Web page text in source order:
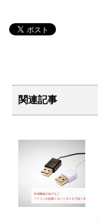
関連記事